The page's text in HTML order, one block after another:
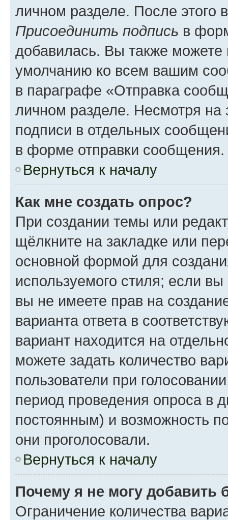
личном разделе. После этого
Присоединить подпись в
добавилась. Вы также можете
умолчанию ко всем вашим
в параграфе «Отправка
личном разделе. Несмотря на
подписи в отдельных
в форме отправки сообщения.
Вернуться к началу
Как мне создать опрос?
При создании темы или
щёлкните на закладке или
основной формой для
используемого стиля; если
вы не имеете прав на
варианта ответа в
вариант находится на
можете задать количество
пользователи при
период проведения опроса в
постоянным) и возможность
они проголосовали.
Вернуться к началу
Почему я не могу добавить
Ограничение количества